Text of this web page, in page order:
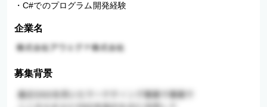
・C#でのプログラム開発経験
企業名
募集背景